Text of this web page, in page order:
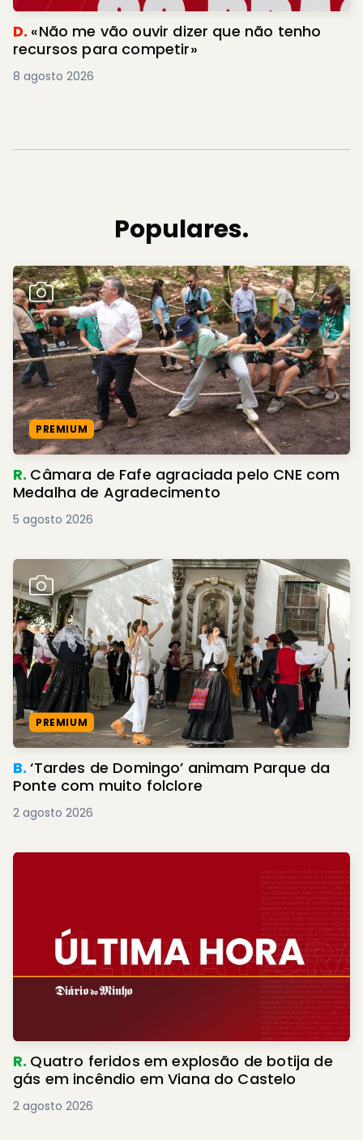
D. «Não me vão ouvir dizer que não tenho
recursos para competir»
8 agosto 2026
Populares.
PREMIUM
R. Câmara de Fafe agraciada pelo CNE com
Medalha de Agradecimento
5 agosto 2026
PREMIUM
B.‘Tardes de Domingo’ animam Parque da
Ponte com muito folclore
2 agosto 2026
R. Quatro feridos em explosão de botija de
gás em incêndio em Viana do Castelo
2 agosto 2026